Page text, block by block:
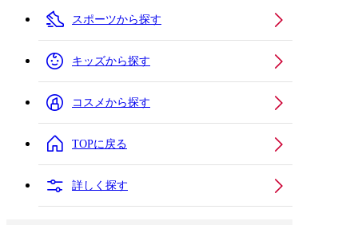
スポーツから探す
キッズから探す
コスメから探す
TOPに戻る
詳しく探す